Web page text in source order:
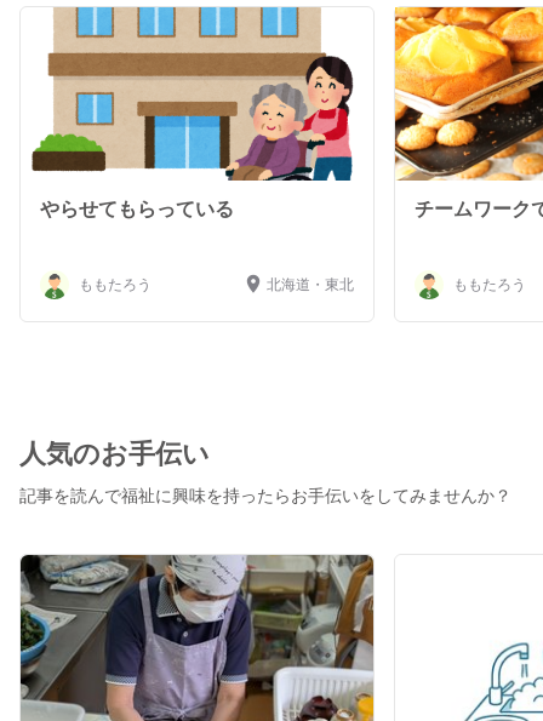
やらせてもらっている
ももたろう 北海道・東北
チームワーク
ももたろう
人気のお手伝い
記事を読んで福祉に興味を持ったらお手伝いをしてみませんか？